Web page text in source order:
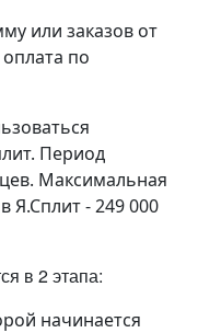
или заказов от
по
Период
Максимальная
Я.Сплит - 249 000
в 2 этапа:
начинается